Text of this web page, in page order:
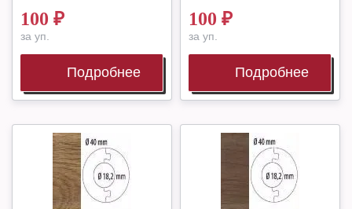
100 ₽
за уп.
Подробнее
100 ₽
за уп.
Подробнее